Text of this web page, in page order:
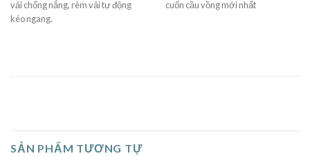
vải chống nắng, rèm vải tự động
kéo ngang.
cuốn cầu vồng mới nhất
SẢN PHẨM TƯƠNG TỰ